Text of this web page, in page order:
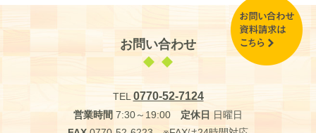
お問い合わせ
TEL0770-52-7124
営業時間 7:30～19:00 定休日 日曜日